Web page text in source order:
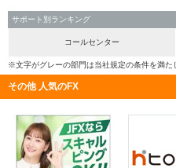
サポート別ランキング
コールセンター
※文字がグレーの部門は当社規定の条件を満た
その他 人気のFX